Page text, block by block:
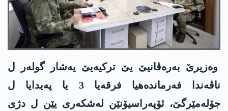
وەزیرێ بەرەڤانیێ یێ ترکیەیێ یەشار گولەر ل
ناڤەندا فەرماندەھیا فرقەیا 3 یا پەیدایا ل
جۆلەمێرگێ، ئۆپەراسیۆنێن لەشکەری یێن ل دژی